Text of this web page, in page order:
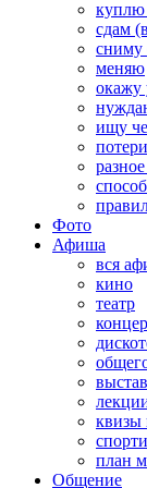
куплю
сдам
сниму
меняю
окажу
ищу
Фото
Афиша
вся
кино
театр
квизы
план
Общение